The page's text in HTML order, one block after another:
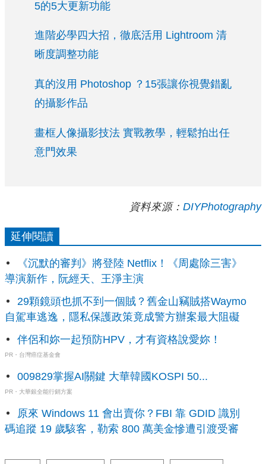
5的5大更新功能
進階必學四大招，徹底活用 Lightroom 清
晰度調整功能
真的沒用 Photoshop ？15張讓你視覺錯亂
的攝影作品
畫框人像攝影技法 實戰教學，輕鬆拍出任
意門效果
資料來源： DIYPhotography
延伸閱讀
《沉默的審判》將登陸 Netflix！《周處除三害》
導演新作，阮經天、王淨主演
29顆鏡頭也抓不到一個賊？舊金山竊賊搭Waymo
自駕車逃逸，隱私保護政策竟成警方辦案最大阻礙
伴侶和妳一起預防HPV，才有資格說愛妳！
PR・台灣癌症基金會
009829掌握AI關鍵 大華韓國KOSPI 50...
PR・大華銀全能行銷方案
原來 Windows 11 會出賣你？FBI 靠 GDID 識別
碼追蹤 19 歲駭客，勒索 800 萬美金慘遭引渡受審